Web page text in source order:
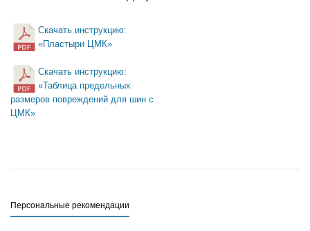
Скачать инструкцию:
«Пластыри ЦМК»
Скачать инструкцию:
«Таблица предельных
размеров повреждений для шин с
ЦМК»
Персональные рекомендации